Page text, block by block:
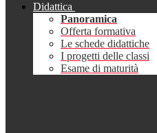
Didattica
Panoramica
Offerta formativa
Le schede didattiche
I progetti delle classi
Esame di maturità